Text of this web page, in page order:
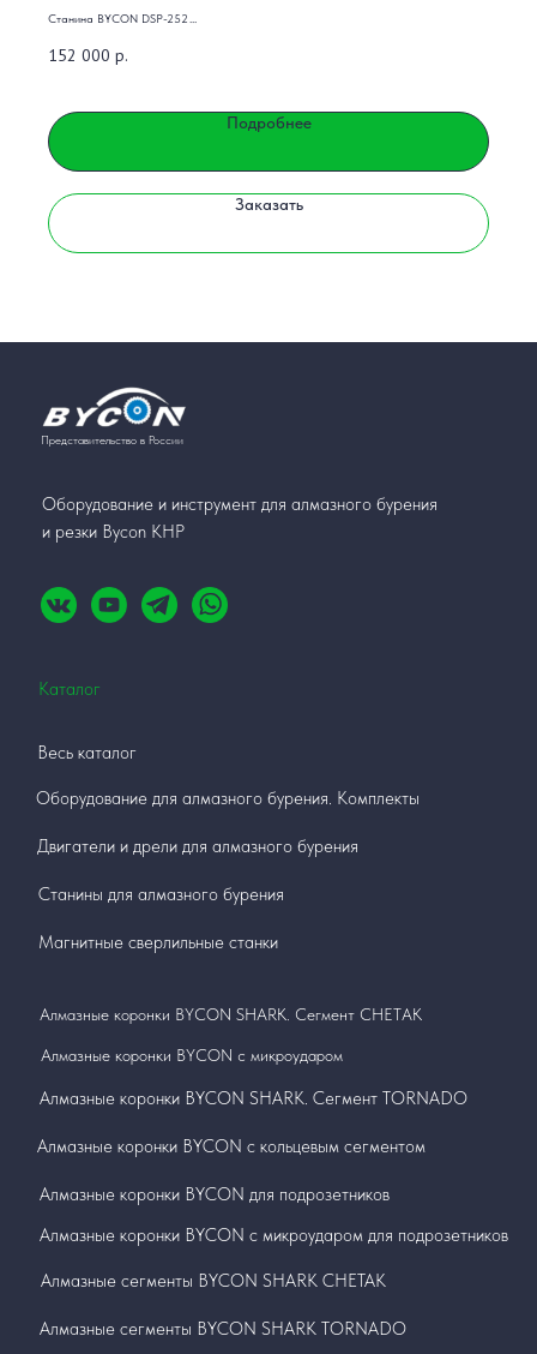
Станина BYCON DSP-252
152 000 р.
Подробнее
Заказать
Представительство в России
Оборудование и инструмент для алмазного бурения
и резки Bycon КНР
Каталог
Весь каталог
Оборудование для алмазного бурения. Комплекты
Двигатели и дрели для алмазного бурения
Станины для алмазного бурения
Алмазные коронки BYCON SHARK. Сегмент СНЕТАК
Алмазные коронки BYCON SHARK. Сегмент TORNADO
Алмазные коронки BYCON с кольцевым сегментом
Алмазные сегменты BYCON SHARK СНЕТАК
Алмазные сегменты BYCON SHARK TORNADO
Алмазные коронки BYCON для подрозетников
Магнитные сверлильные станки
Алмазные коронки BYCON с микроударом
Алмазные коронки BYCON с микроударом для подрозетников